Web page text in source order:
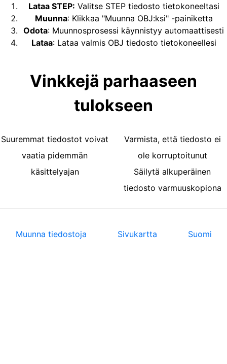
Lataa STEP: Valitse STEP tiedosto tietokoneeltasi
Muunna: Klikkaa "Muunna OBJ:ksi" -painiketta
Odota: Muunnosprosessi käynnistyy automaattisesti
Lataa: Lataa valmis OBJ tiedosto tietokoneellesi
Vinkkejä parhaaseen
tulokseen
Suuremmat tiedostot voivat
vaatia pidemmän
käsittelyajan
Varmista, että tiedosto ei
ole korruptoitunut
Säilytä alkuperäinen
tiedosto varmuuskopiona
Muunna tiedostoja Sivukartta Suomi